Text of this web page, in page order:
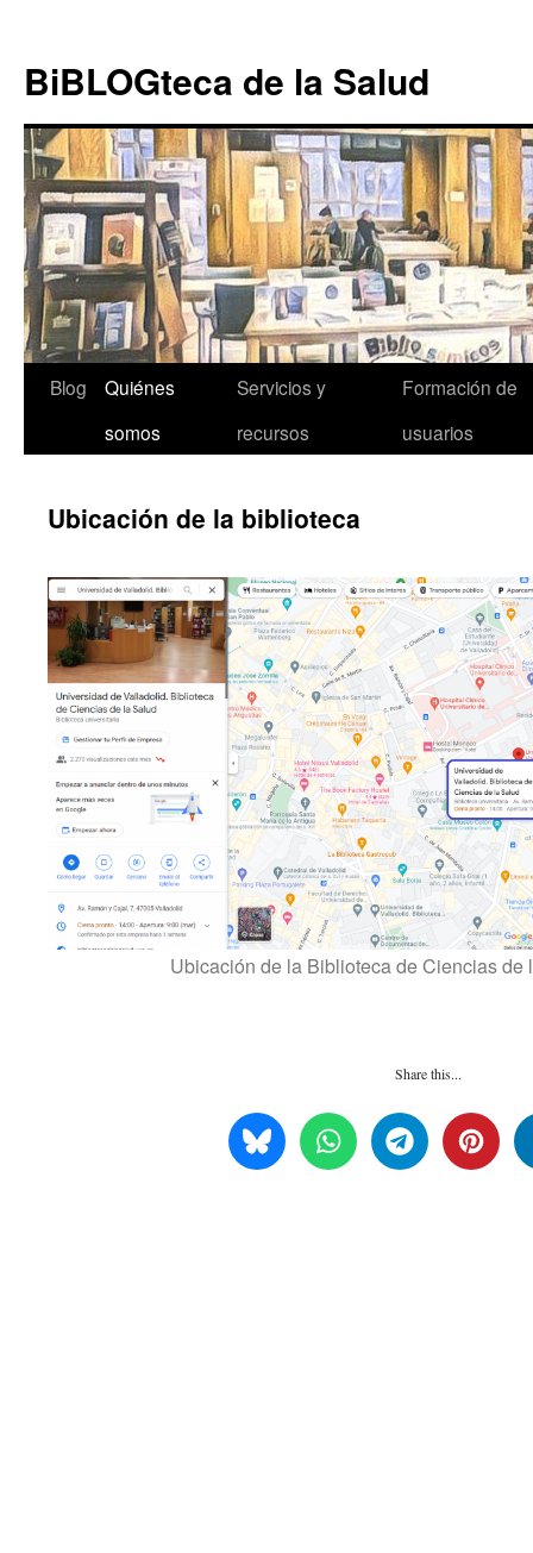
contenido
BiBLOGteca de la Salud
Blog
Quiénes
somos
Servicios y
recursos
Formación de
usuarios
Ubicación de la biblioteca
Ubicación de la Biblioteca de Ciencias de
Share this...